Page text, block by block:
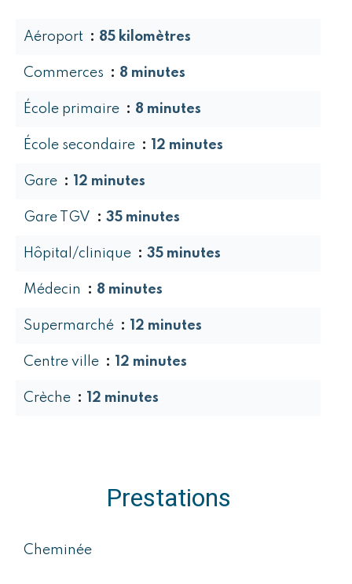
Aéroport 85 kilomètres
Commerces 8 minutes
École primaire 8 minutes
École secondaire 12 minutes
Gare 12 minutes
Gare TGV 35 minutes
Hôpital/clinique 35 minutes
Médecin 8 minutes
Supermarché 12 minutes
Centre ville 12 minutes
Crèche 12 minutes
Prestations
Cheminée